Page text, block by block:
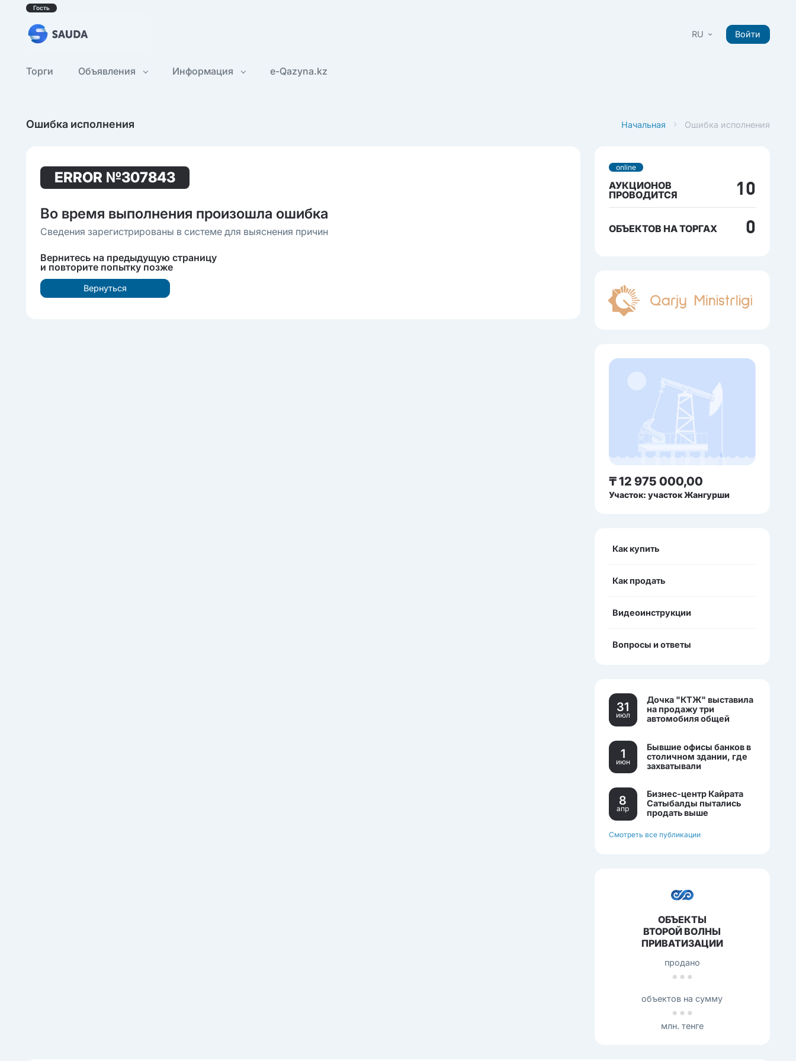
Гость
RU Войти
Торги Объявления Информация e-Qazyna.kz
Начальная Ошибка исполнения
Ошибка исполнения
ERROR №307843
Во время выполнения произошла ошибка
Сведения зарегистрированы в системе для выяснения причин
Вернитесь на предыдущую страницу
и повторите попытку позже
Вернуться
online
АУКЦИОНОВ
ПРОВОДИТСЯ
10
ОБЪЕКТОВ НА ТОРГАХ 0
₸ 12 975 000,00
Участок: участок Жангурши
Как купить
Как продать
Видеоинструкции
Вопросы и ответы
31
июл
Дочка "КТЖ" выставила
на продажу три
автомобиля общей
1
июн
Бывшие офисы банков в
столичном здании, где
захватывали
8
апр
Бизнес-центр Кайрата
Сатыбалды пытались
продать выше
Смотреть все публикации
ОБЪЕКТЫ
ВТОРОЙ ВОЛНЫ
ПРИВАТИЗАЦИИ
продано
объектов на сумму
млн. тенге